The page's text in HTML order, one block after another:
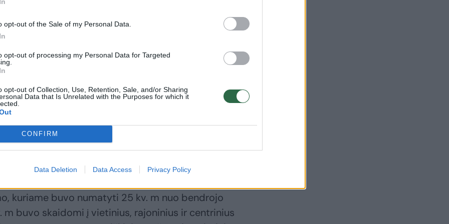
opt-out of the Sale of my Personal Data.
opt-out of processing my Personal Data for Targeted
opt-out of Collection, Use, Retention, Sale, and/or Sharing
Data that Is Unrelated with the Purposes for which it
CONFIRM
Data Deletion Data Access Privacy Policy
o kvartalo ribos“, – paaiškino viceministras.
dėl pakeisto skaičiavimo želdynų norma nemažėja,
atvejais didės. Jeigu egzistuoja atskirieji
kitais želdynais neįmanoma, nes paverčiant
atstumu turi būti sukurta kita analogiška
miesto planavimo komisijos pirmininkas
AM atstovo išaiškinimas nenuramino, nes, jo
kiek kitaip.
kuriame buvo numatyti 25 kv. m nuo bendrojo
m buvo skaidomi į vietinius, rajoninius ir centrinius